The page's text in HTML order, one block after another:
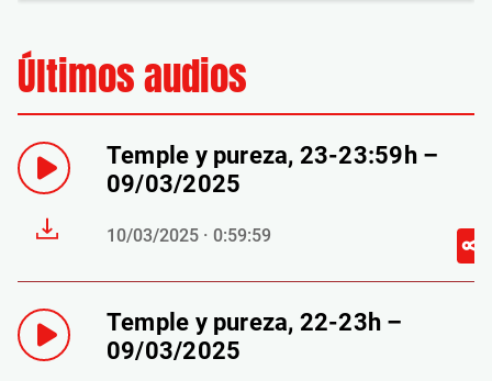
Últimos audios
Temple y pureza, 23-23:59h –
09/03/2025
10/03/2025 · 0:59:59
Temple y pureza, 22-23h –
09/03/2025